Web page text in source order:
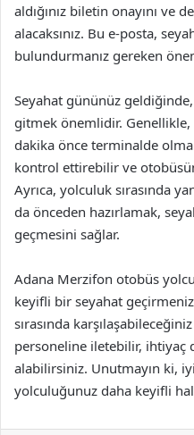
aldığınız biletin onayını ve
alacaksınız. Bu e-posta,
bulundurmanız gereken
Seyahat gününüz
gitmek önemlidir. Genellikle,
dakika önce terminalde
kontrol ettirebilir ve
Ayrıca, yolculuk sırasında
da önceden hazırlamak,
geçmesini sağlar.
Adana Merzifon otobüs
keyifli bir seyahat
sırasında
personeline iletebilir, ihtiyaç
alabilirsiniz. Unutmayın ki,
yolculuğunuz daha keyifli